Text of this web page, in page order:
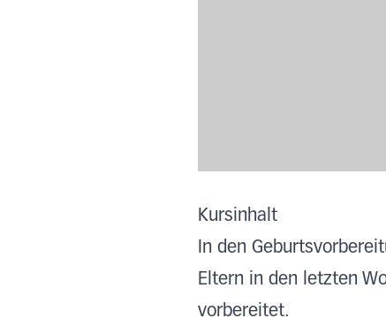
Kursinhalt
In den
Eltern in den letzten
vorbereitet.